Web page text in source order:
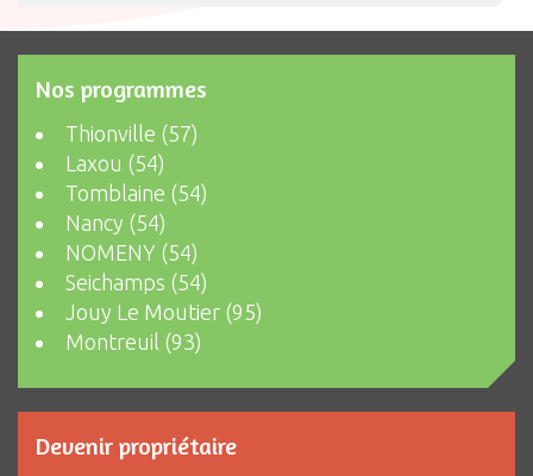
Nos programmes
Thionville (57)
Laxou (54)
Tomblaine (54)
Nancy (54)
NOMENY (54)
Seichamps (54)
Jouy Le Moutier (95)
Montreuil (93)
Devenir propriétaire